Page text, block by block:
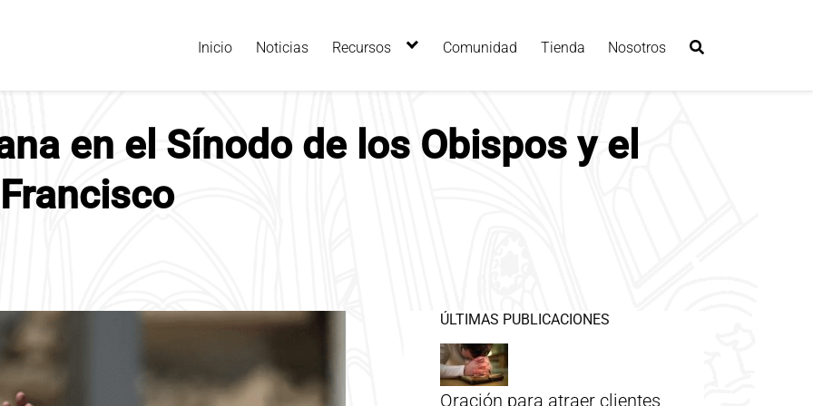
Inicio Noticias Recursos Comunidad Tienda Nosotros
en el Sínodo de los Obispos y el
ÚLTIMAS PUBLICACIONES
Oración para atraer clientes